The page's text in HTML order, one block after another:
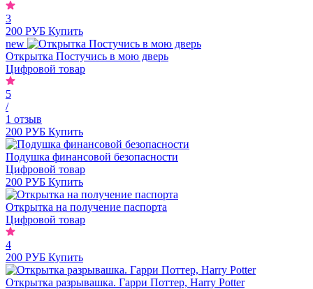
3
200 РУБ Купить
new
Открытка Постучись в мою дверь
Цифровой товар
5
/
1 отзыв
200 РУБ Купить
Подушка финансовой безопасности
Цифровой товар
200 РУБ Купить
Открытка на получение паспорта
Цифровой товар
4
200 РУБ Купить
Открытка разрывашка. Гарри Поттер, Harry Potter